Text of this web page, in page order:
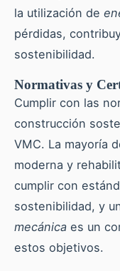
la utilización de
pérdidas,
sostenibilidad.
Normativas y
Cumplir con las
construcción
VMC. La mayoría
moderna y
cumplir con
sostenibilidad, y
mecánica es un
estos objetivos.